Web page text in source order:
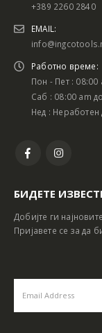
+389 2260 2840
EMAIL:
Работно време:
Пон - Пет : 08:00
Саб : 08:00 am
Нед : Неработен
БИДЕТЕ
Добијте ги
Пријавете се за да